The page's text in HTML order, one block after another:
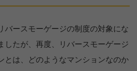
バースモーゲージの制度の対象にな
したが、再度、リバースモーゲージ
とは、どのようなマンションなのか